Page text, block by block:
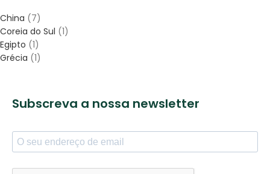
China (7)
Coreia do Sul (1)
Egipto (1)
Grécia (1)
Subscreva a nossa newsletter